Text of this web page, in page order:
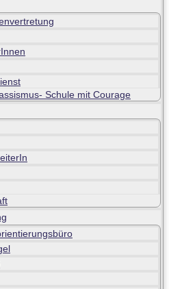
Schule mit Courage